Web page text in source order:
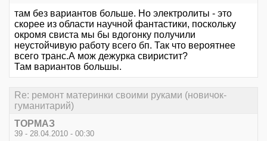
там без вариантов больше. Но электролиты - это
скорее из области научной фантастики, поскольку
окромя свиста мы бы вдогонку получили
неустойчивую работу всего бп. Так что вероятнее
всего транс.А мож дежурка свиристит?
Там вариантов большы.
Re: ремонт материнки своими руками (новичок-
гуманитарий)
ТОРМАЗ
39 - 28.04.2010 - 00:30